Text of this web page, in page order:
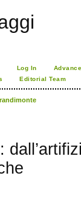
Log In
Editorial Team